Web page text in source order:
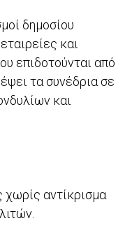
δημοσίου
και
επιδοτούνται από
τα συνέδρια σε
και
χωρίς αντίκρισμα